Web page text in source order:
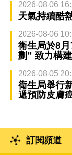
2026-08-06
天氣持續酷
2026-08-06
衛生局於8
劃” 致力構
2026-08-05
衛生局舉行
遞預防皮膚
訂閱頻道